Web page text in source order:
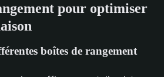
pour optimiser
boîtes de rangement